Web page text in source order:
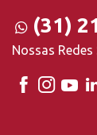
(31)
Nossas Redes